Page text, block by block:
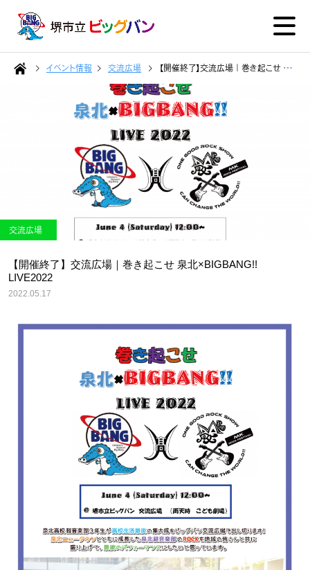
イベント情報 交流広場 【開催終了】交流広場｜巻き起こせ 泉北×BIGBANG!! LIVE2022
交流広場
【開催終了】交流広場｜巻き起こせ 泉北×BIGBANG!!
LIVE2022
2022.05.17